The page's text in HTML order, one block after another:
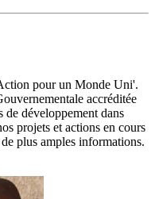
pour un Monde Uni'.
accréditée
développement dans
projets et actions en cours
plus amples informations.